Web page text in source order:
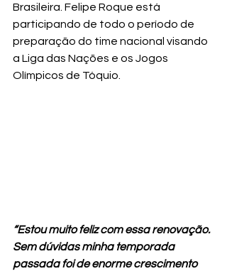
Brasileira. Felipe Roque está
participando de todo o período de
preparação do time nacional visando
a Liga das Nações e os Jogos
Olímpicos de Tóquio.
“Estou muito feliz com essa renovação.
Sem dúvidas minha temporada
passada foi de enorme crescimento